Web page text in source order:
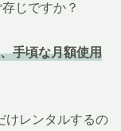
じですか？
手頃な月額使用
けレンタルするの